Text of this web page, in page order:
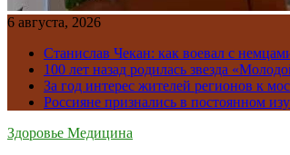
6 августа, 2026
Станислав Чекан: как воевал с
100 лет назад родилась звезда
За год интерес жителей регионов к
Россияне признались в постоянном
Здоровье Медицина